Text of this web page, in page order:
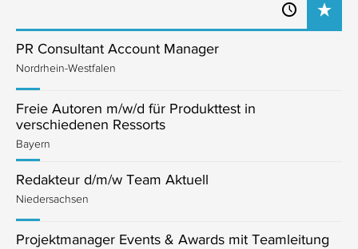
PR Consultant Account Manager
Nordrhein-Westfalen
Freie Autoren m/w/d für Produkttest in
verschiedenen Ressorts
Bayern
Redakteur d/m/w Team Aktuell
Niedersachsen
Projektmanager Events & Awards mit Teamleitung